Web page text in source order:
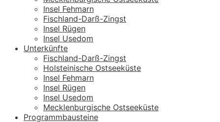
Insel Fehmarn
Fischland-Darß-Zingst
Insel Rügen
Insel Usedom
Unterkünfte
Fischland-Darß-Zingst
Holsteinische Ostseeküste
Insel Fehmarn
Insel Rügen
Insel Usedom
Mecklenburgische Ostseeküste
Programmbausteine